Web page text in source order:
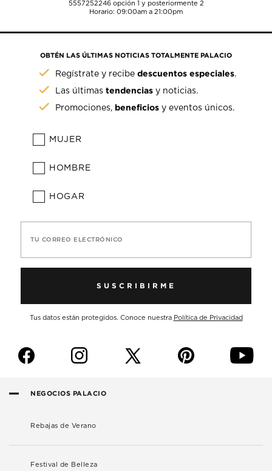
5557252246opción 1 y posteriormente 2
Horario: 09:00am a 21:00pm
OBTÉN LAS ÚLTIMAS NOTICIAS TOTALMENTE PALACIO
Regístrate y recibedescuentos especiales.
Las últimastendencias y noticias.
Promociones, beneficios y eventos únicos.
MUJER
HOMBRE
HOGAR
TU CORREO ELECTRÓNICO
SUSCRIBIRME
Tus datos están protegidos. Conoce nuestra Política de Privacidad
f i p y
NEGOCIOS PALACIO
Rebajas de Verano
Festival de Belleza